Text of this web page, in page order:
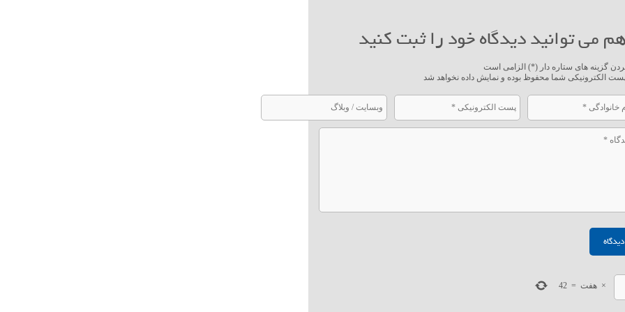
می توانید دیدگاه خود را ثبت کنید
گزینه های ستاره دار (*) الزامی است
الکترونیکی شما محفوظ بوده و نمایش داده نخواهد شد
× هفت =
42